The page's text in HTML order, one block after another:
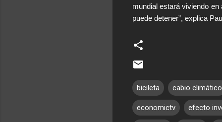
mundial estará viviendo
puede detener”, explica
bicileta cabio climático
economictv efecto